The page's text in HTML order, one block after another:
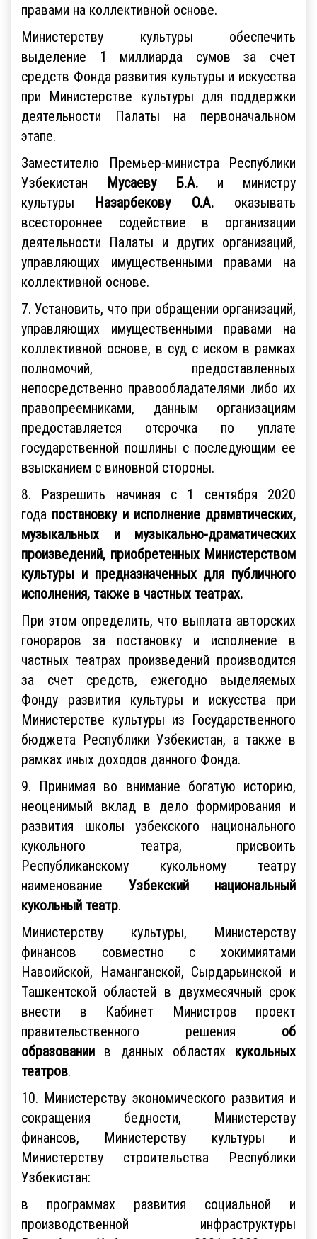
правами на коллективной основе.
Министерству культуры обеспечить
выделение 1 миллиарда сумов за счет
средств Фонда развития культуры и искусства
при Министерстве культуры для поддержки
деятельности Палаты на первоначальном
этапе.
Заместителю Премьер-министра Республики
Узбекистан Мусаеву Б.А.и министру
культуры Назарбекову О.А. оказывать
всестороннее содействие в организации
деятельности Палаты и других организаций,
управляющих имущественными правами на
коллективной основе.
7. Установить, что при обращении организаций,
управляющих имущественными правами на
коллективной основе, в суд с иском в рамках
полномочий, предоставленных
непосредственно правообладателями либо их
правопреемниками, данным организациям
предоставляется отсрочка по уплате
государственной пошлины с последующим ее
взысканием с виновной стороны.
8. Разрешить начиная с 1 сентября 2020
года постановку и исполнение драматических,
музыкальных и музыкально-драматических
произведений, приобретенных Министерством
культуры и предназначенных для публичного
исполнения, также в частных театрах.
При этом определить, что выплата авторских
гонораров за постановку и исполнение в
частных театрах произведений производится
за счет средств, ежегодно выделяемых
Фонду развития культуры и искусства при
Министерстве культуры из Государственного
бюджета Республики Узбекистан, а также в
рамках иных доходов данного Фонда.
9. Принимая во внимание богатую историю,
неоценимый вклад в дело формирования и
развития школы узбекского национального
кукольного театра, присвоить
Республиканскому кукольному театру
наименование Узбекский национальный
кукольный театр.
Министерству культуры, Министерству
финансов совместно с хокимиятами
Навоийской, Наманганской, Сырдарьинской и
Ташкентской областей в двухмесячный срок
внести в Кабинет Министров проект
правительственного решения об
образовании в данных областях кукольных
театров.
10. Министерству экономического развития и
сокращения бедности, Министерству
финансов, Министерству культуры и
Министерству строительства Республики
Узбекистан:
в программах развития социальной и
производственной инфраструктуры